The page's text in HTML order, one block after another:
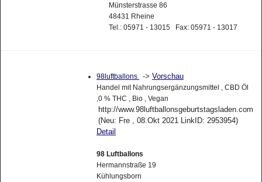
Münsterstrasse 86
48431 Rheine
Tel.: 05971 - 13015 Fax: 05971 - 13017
98luftballons -> Vorschau
Handel mit Nahrungsergänzungsmittel , CBD Öl
,0 % THC , Bio , Vegan
http://www.98luftballonsgeburtstagsladen.com
(Neu: Fre , 08.Okt 2021 LinkID: 2953954)
Detail
98 Luftballons
Hermannstraße 19
Kühlungsborn